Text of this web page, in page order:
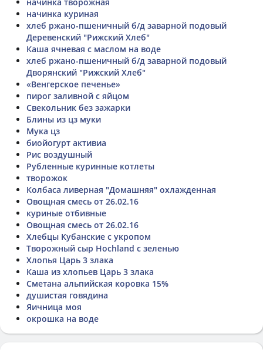
начинка куриная
хлеб ржано-пшеничный б/д заварной подовый
Деревенский "Рижский Хлеб"
Каша ячневая с маслом на воде
хлеб ржано-пшеничный б/д заварной подовый
Дворянский "Рижский Хлеб"
«Венгерское печенье»
пирог заливной с яйцом
Свекольник без зажарки
Блины из цз муки
Мука цз
биойогурт активиа
Рис воздушный
Рубленные куринные котлеты
творожок
Колбаса ливерная "Домашняя" охлажденная
Овощная смесь от 26.02.16
куриные отбивные
Овощная смесь от 26.02.16
Хлебцы Кубанские с укропом
Творожный сыр Hochland с зеленью
Хлопья Царь 3 злака
Каша из хлопьев Царь 3 злака
Сметана альпийская коровка 15%
душистая говядина
Яичница моя
окрошка на воде